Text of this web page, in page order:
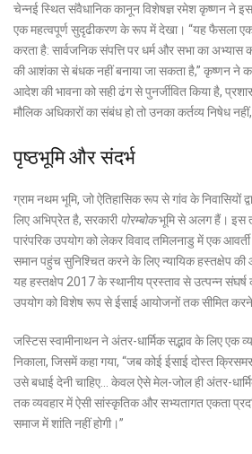
चेन्नई स्थित संवैधानिक कानून विशेषज्ञ रमेश कृष्णन ने
एक महत्वपूर्ण सुदृढीकरण के रूप में देखा। “यह फैसला एक
करता है: सार्वजनिक संपत्ति पर धर्म और सभा का
की आशंका से बंधक नहीं बनाया जा सकता है,” कृष्णन ने
आदेश की भावना को सही ढंग से पुनर्जीवित किया है,
मौलिक अधिकारों का संबंध हो तो उनका कर्तव्य निषेध
पृष्ठभूमि और संदर्भ
ग्राम नथम भूमि, जो ऐतिहासिक रूप से गांव के निवासियों
लिए अभिप्रेत है, सरकारी पोरम्बोकभूमि से अलग हैं। इस
पारंपरिक उपयोग को लेकर विवाद तमिलनाडु में एक
समान पहुंच सुनिश्चित करने के लिए न्यायिक हस्तक्षेप
यह हस्तक्षेप 2017 के स्थानीय प्रस्ताव से उत्पन्न
उपयोग को विशेष रूप से ईसाई आयोजनों तक सीमित करने
जस्टिस स्वामीनाथन ने अंतर-धार्मिक सद्भाव के लिए एक
निकाला, जिसमें कहा गया, “जब कोई ईसाई दोस्त
उसे बधाई देनी चाहिए… केवल ऐसे मेल-जोल ही अंतर-
तक व्यवहार में ऐसी सांस्कृतिक और सभ्यतागत एकता
समाज में शांति नहीं होगी।”